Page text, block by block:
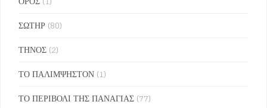
ΣΩΤΗΡ (80)
ΤΗΝΟΣ (2)
ΤΟ ΠΑΛΙΜΨΗΣΤΟΝ (1)
ΤΟ ΠΕΡΙΒΟΛΙ ΤΗΣ ΠΑΝΑΓΙΑΣ (77)